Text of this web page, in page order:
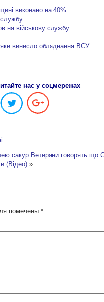
виконано на 40%
службу
на військову службу
винесло обладнання ВСУ
нас у соцмережах
сакур Ветерани говорять що
(Відео) »
помечены*